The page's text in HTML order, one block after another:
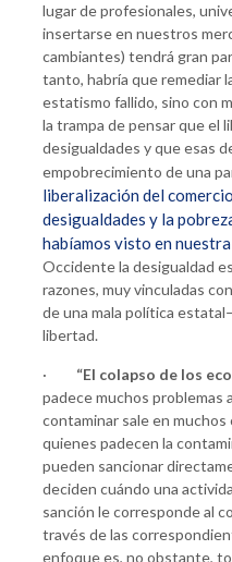
lugar de profesionales,
insertarse en nuestros
cambiantes) tendrá gran
tanto, habría que remediar
estatismo fallido, sino con
la trampa de pensar que el
desigualdades y que esas
empobrecimiento de una
liberalización del
desigualdades y la
habíamos visto en
Occidente la desigualdad
razones, muy vinculadas
de una mala política
libertad.
· “El colapso de los
padece muchos problemas
contaminar sale en
quienes padecen la
pueden sancionar
deciden cuándo una
sanción le corresponde al
través de las
enfoque es, no obstante,